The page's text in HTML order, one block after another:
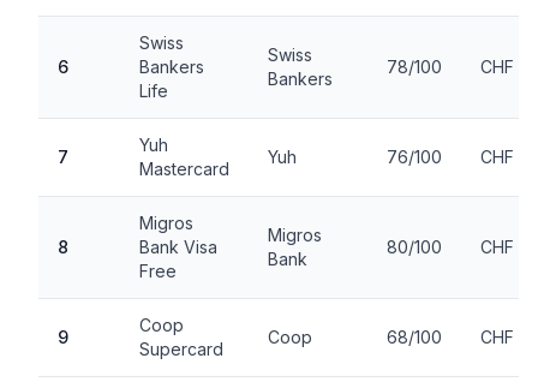
6
Swiss
Bankers
Life
Swiss
Bankers
78/100 CHF 45
7
Yuh
Mastercard
Yuh 76/100 CHF 0
8
Migros
Bank Visa
Free
Migros
Bank
80/100 CHF 0
9
Coop
Supercard
Coop 68/100 CHF 0